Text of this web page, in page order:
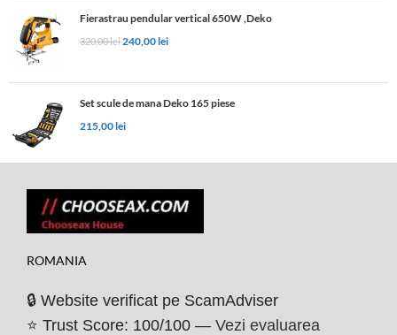
Fierastrau pendular vertical 650W ,Deko
320,00lei 240,00lei
Set scule de mana Deko 165 piese
215,00lei
ROMANIA
🔒 Website verificat pe ScamAdviser
⭐ Trust Score: 100/100 — Vezi evaluarea